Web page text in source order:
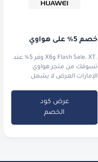
خصم 5% على هواوي
.Flash Sale، XT وX6 وفّر 5% عند
تسوقك من متجر هواوي
الإمارات العرض لا يشمل
عرض كود
الخصم